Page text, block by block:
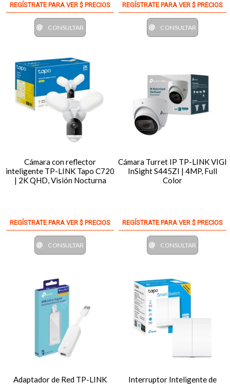
REGÍSTRATE PARA VER $ PRECIOS
CONSULTAR
REGÍSTRATE PARA VER $ PRECIOS
CONSULTAR
Cámara con reflector
inteligente TP-LINK Tapo C720
| 2K QHD, Visión Nocturna
REGÍSTRATE PARA VER $ PRECIOS
CONSULTAR
Cámara Turret IP TP-LINK VIGI
InSight S445ZI | 4MP, Full
Color
REGÍSTRATE PARA VER $ PRECIOS
CONSULTAR
Adaptador de Red TP-LINK
Interruptor Inteligente de